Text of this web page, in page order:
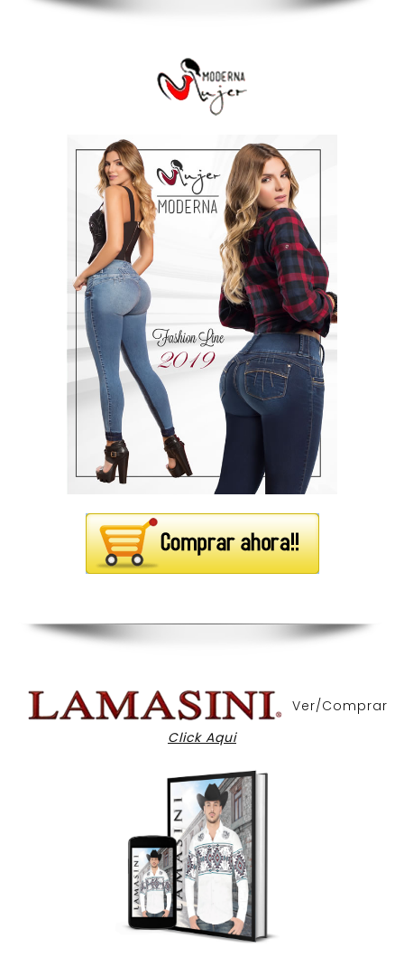
Ver/Comprar
Click Aqui